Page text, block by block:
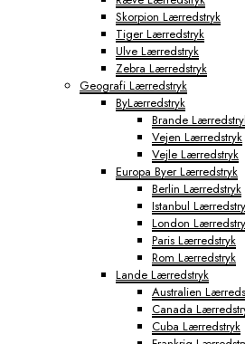
Skorpion Lærredstryk
Tiger Lærredstryk
Ulve Lærredstryk
Zebra Lærredstryk
Geografi Lærredstryk
ByLærredstryk
Brande
Vejen Lærredstryk
Vejle Lærredstryk
Europa Byer Lærredstryk
Berlin Lærredstryk
Istanbul
London
Paris Lærredstryk
Rom Lærredstryk
Lande Lærredstryk
Australien
Canada
Cuba Lærredstryk